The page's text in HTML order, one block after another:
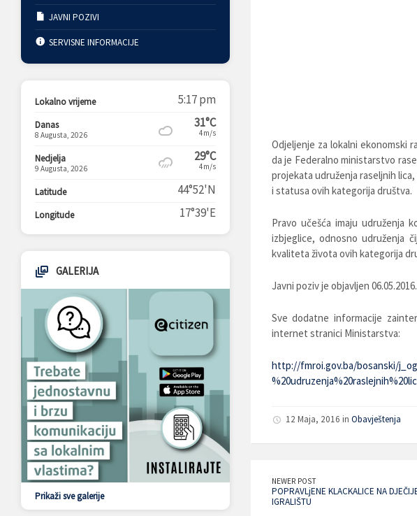
Odjeljenje za lokalni ekonomski
da je Federalno ministarstvo
projekata udruženja raseljnih
i statusa ovih kategorija društva.
Pravo učešća imaju udruženja
izbjeglice, odnosno udruženja
kvaliteta života ovih kategorija
Javni poziv je objavljen
Sve dodatne informacije
internet stranici Ministarstva:
http://fmroi.gov.ba/bosanski/
12 Maja, 2016 in Obavještenja
NEWER POST
POPRAVLjENE KLACKALICE NA
IGRALIŠTU
JAVNI POZIVI
SERVISNE INFORMACIJE
Lokalno vrijeme 5:17 pm
Danas
8 Augusta, 2026
31°C
4m/s
Nedjelja
9 Augusta, 2026
29°C
4m/s
Latitude 44°52'N
Longitude 17°39'E
GALERIJA
Prikaži sve galerije